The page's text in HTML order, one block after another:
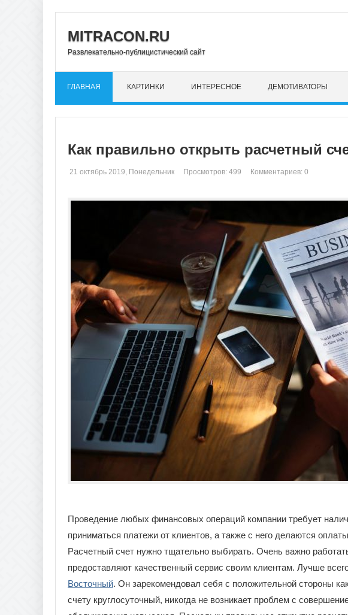
MITRACON.RU
Развлекательно-публицистический сайт
ГЛАВНАЯ КАРТИНКИ ИНТЕРЕСНОЕ ДЕМОТИВАТОРЫ
Как правильно открыть расчетный
21 октябрь 2019, Понедельник Просмотров: 499 Комментариев: 0
Проведение любых финансовых операций компании требует
приниматься платежи от клиентов, а также с него делаются
Расчетный счет нужно тщательно выбирать. Очень важно
предоставляют качественный сервис своим клиентам. Лучше
Восточный. Он зарекомендовал себя с положительной стороны
счету круглосуточный, никогда не возникает проблем с